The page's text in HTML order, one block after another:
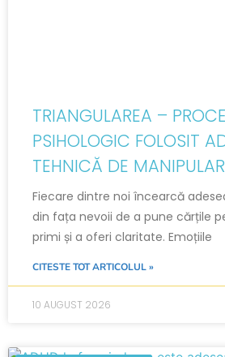
TRIANGULAREA –
PSIHOLOGIC FOLOSIT
TEHNICĂ DE
Fiecare dintre noi încearcă
din fața nevoii de a pune cărțile
primi și a oferi claritate. Emoțiile
CITESTE TOT ARTICOLUL »
10 AUGUST 2026